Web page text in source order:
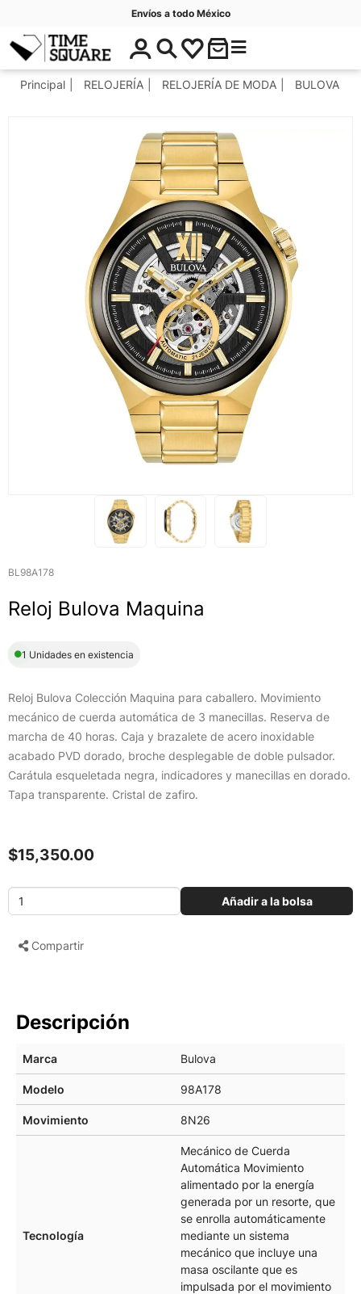
Envíos a todo México
Timesquare
$
0
.
C
t
o
í
a
s
Principal RELOJERÍA RELOJERÍA DE MODA BULOVA
BL98A178
Reloj Bulova Maquina
1 Unidades en existencia
Reloj Bulova Colección Maquina para caballero. Movimiento
mecánico de cuerda automática de 3 manecillas. Reserva de
marcha de 40 horas. Caja y brazalete de acero inoxidable
acabado PVD dorado, broche desplegable de doble pulsador.
Carátula esqueletada negra, indicadores y manecillas en dorado.
Tapa transparente. Cristal de zafiro.
$15,350.00
Añadir a la bolsa
Compartir
Descripción
Marca Bulova
Modelo 98A178
Movimiento 8N26
Tecnología
Mecánico de Cuerda
Automática Movimiento
alimentado por la energía
generada por un resorte, que
se enrolla automáticamente
mediante un sistema
mecánico que incluye una
masa oscilante que es
impulsada por el movimiento